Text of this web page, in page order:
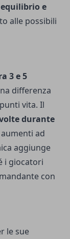
e
alle possibili
3 e 5
differenza
vita. Il
durante
ad
aggiunge
i giocatori
con
le sue